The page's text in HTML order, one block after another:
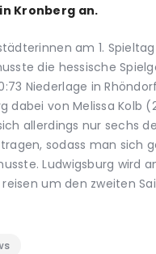
Kronberg an.
am 1.
die hessische
Niederlage in
dabei von Melissa Kolb
allerdings nur sechs
sodass man sich
Ludwigsburg wird
um den zweiten